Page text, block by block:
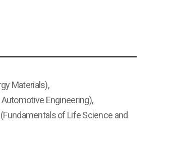
Materials),
Engineering),
of Life Science and